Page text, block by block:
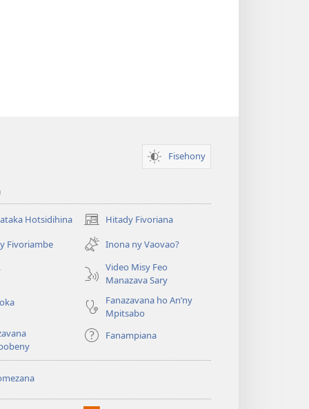
Fisehony
Hotsidihina Hitady Fivoriana
(manokatra
rohy)
Fivoriambe
Inona ny Vaovao?
Video Misy Feo
Manazava Sary
Fanazavana ho An’ny
Mpitsabo
Fanampiana